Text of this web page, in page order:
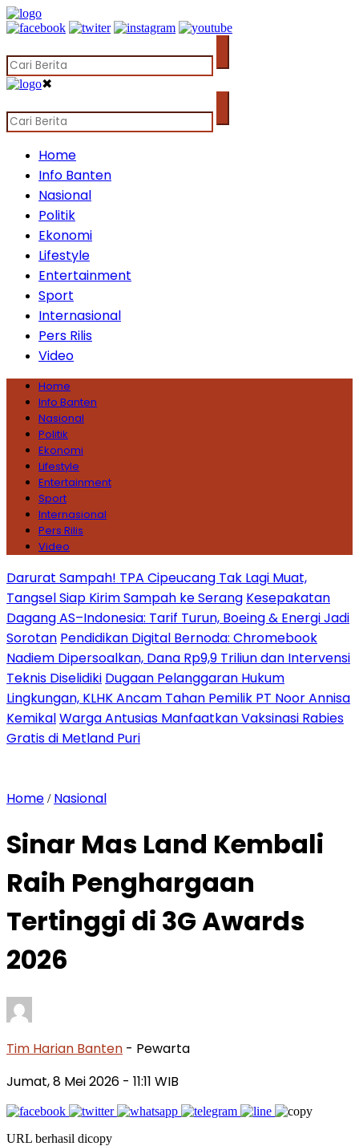
✖
Home
Info Banten
Nasional
Politik
Ekonomi
Lifestyle
Entertainment
Sport
Internasional
Pers Rilis
Video
Home
Info Banten
Nasional
Politik
Ekonomi
Lifestyle
Entertainment
Sport
Internasional
Pers Rilis
Video
Darurat Sampah! TPA Cipeucang Tak Lagi Muat,
Tangsel Siap Kirim Sampah ke Serang Kesepakatan
Dagang AS–Indonesia: Tarif Turun, Boeing & Energi Jadi
Sorotan Pendidikan Digital Bernoda: Chromebook
Nadiem Dipersoalkan, Dana Rp9,9 Triliun dan Intervensi
Teknis Diselidiki Dugaan Pelanggaran Hukum
Lingkungan, KLHK Ancam Tahan Pemilik PT Noor Annisa
KemikalWarga Antusias Manfaatkan Vaksinasi Rabies
Gratis di Metland Puri
Home / Nasional
Sinar Mas Land Kembali
Raih Penghargaan
Tertinggi di 3G Awards
2026
Tim Harian Banten - Pewarta
Jumat, 8 Mei 2026 - 11:11 WIB
URL berhasil dicopy